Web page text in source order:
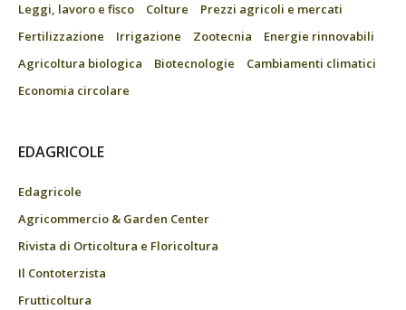
Leggi, lavoro e fisco
Colture
Prezzi agricoli e mercati
Fertilizzazione
Irrigazione Zootecnia
Energie rinnovabili
Agricoltura biologica
Biotecnologie
Cambiamenti climatici
Economia circolare
EDAGRICOLE
Edagricole
Agricommercio & Garden Center
Rivista di Orticoltura e Floricoltura
Il Contoterzista
Frutticoltura